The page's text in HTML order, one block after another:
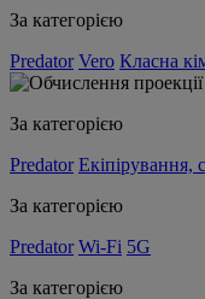
За категорією
Predator Vero Класна
За категорією
Predator Екіпірування,
За категорією
Predator Wi-Fi 5G
За категорією